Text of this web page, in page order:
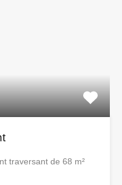
traversant de 68 m²